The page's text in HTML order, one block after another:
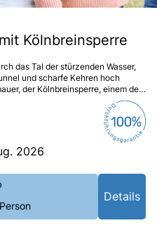
Kölnbreinsperre
das Tal der stürzenden Wasser,
und scharfe Kehren hoch
der Kölnbreinsperre, einem der
die Anfahrt wird zu einem
2026
Details